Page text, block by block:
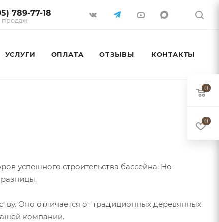
789-77-18
продаж
УСЛУГИ ОПЛАТА ОТЗЫВЫ КОНТАКТЫ
успешного строительства бассейна. Но
Оно отличается от традиционных деревянных
компании.
0
0